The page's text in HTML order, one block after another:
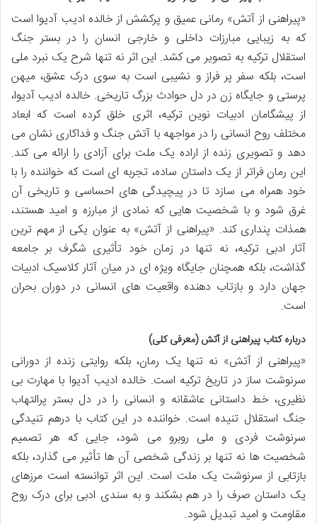
«پیراهنی از آتش» رمانی عمیق و پرکشش از خالده ادیب آدیوا است
که به زیبایی مبارزات داخلی و خارجی انسان را در بستر جنگ
استقلال ترکیه به تصویر می کشد. این اثر نه تنها شرح یک نبرد ملی
است، بلکه سفر پر فراز و نشیبی است به سوی درک عشق، میهن
پرستی و جایگاه زن در دل حوادث بزرگ تاریخی. خالده ادیب آدیوا،
از پیشگامان ادبیات نوین ترکیه، اثری خلق کرده است که ابعاد
مختلف روح انسانی را در مواجهه با آتش جنگ و فداکاری نشان می
دهد و تصویری زنده از اراده یک ملت برای آزادی را ارائه می کند.
این رمان فراتر از یک داستان ساده، تجربه ای است که خواننده را با
خود همراه می سازد تا در پیچیدگی های احساسی و تاریخی آن
غرق شود و با شخصیت هایی که نمادی از مبارزه و امید هستند،
همذات پنداری کند. «پیراهنی از آتش» به عنوان یکی از مهم ترین
آثار ادبی ترکیه، نه تنها در زمان خود تأثیری شگرف بر جامعه
گذاشت، بلکه همچنان جایگاه ویژه ای در میان آثار کلاسیک ادبیات
جهان دارد و بازتاب دهنده واقعیت های انسانی در دوران بحران
است.
درباره کتاب پیراهنی از آتش (معرفی کلی)
«پیراهنی از آتش» نه تنها یک رمان، بلکه روایتی زنده از دورانی
سرنوشت ساز در تاریخ ترکیه است. خالده ادیب آدیوا با مهارت بی
نظیری، خط داستانی عاشقانه و انسانی را در دل بستر پرالتهاب
جنگ استقلال تنیده است. خواننده در این کتاب با درهم تنیدگی
سرنوشت فردی و ملی روبرو می شود، جایی که هر تصمیم
شخصیت ها نه تنها بر زندگی شخصی آن ها تأثیر می گذارد، بلکه
بازتابی از سرنوشت یک ملت است. این اثر توانسته است مرزهای
یک داستان صرف را در هم بشکند و به سندی ادبی برای درک روح
مقاومت و امید تبدیل شود.